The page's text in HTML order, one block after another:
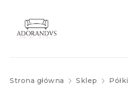
Strona główna Sklep Półki